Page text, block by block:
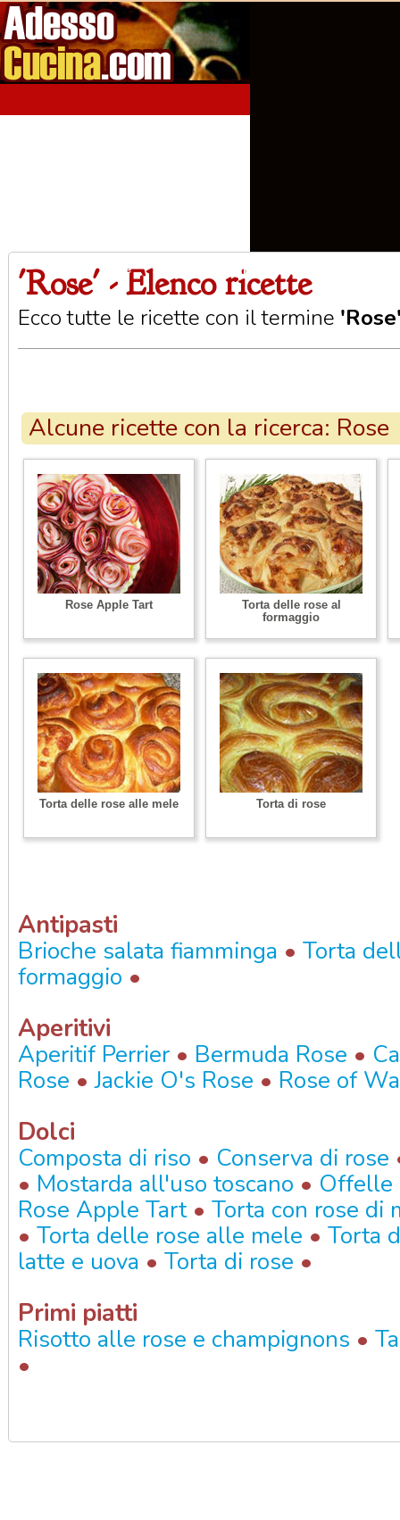
Home Aperitivi Antipasti
'Rose' - Elenco ricette
Ecco tutte le ricette con il termine
Alcune ricette con la ricerca: Rose
Rose Apple Tart
Torta delle rose al
formaggio
Torta delle rose alle mele Torta di rose
Antipasti
Brioche salata fiamminga • Torta
formaggio •
Aperitivi
Aperitif Perrier • Bermuda Rose •
Rose •Jackie O's Rose • Rose of
Dolci
Composta di riso • Conserva di rose
• Mostarda all'uso toscano • Offelle
Rose Apple Tart• Torta con rose di
• Torta delle rose alle mele • Torta
latte e uova • Torta di rose •
Primi piatti
Risotto alle rose e champignons •
•